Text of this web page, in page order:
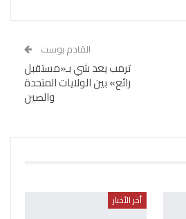
القادم بوست
ترمب يعد شي بـ«مستقبل
رائع» بين الولايات المتحدة
والصين
أخر الأخبار